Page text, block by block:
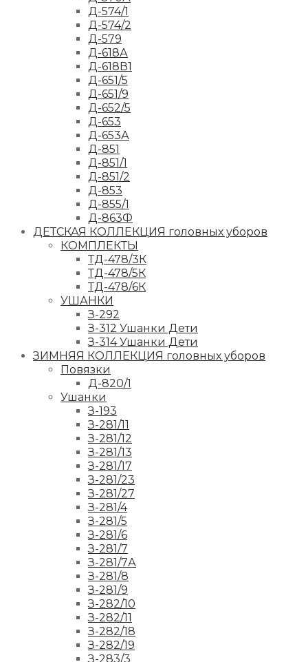
Д-574/1
Д-574/2
Д-579
Д-618А
Д-618В1
Д-651/5
Д-651/9
Д-652/5
Д-653
Д-653А
Д-851
Д-851/1
Д-851/2
Д-853
Д-855/1
Д-863Ф
ДЕТСКАЯ КОЛЛЕКЦИЯ головных уборов
КОМПЛЕКТЫ
ТД-478/3К
ТД-478/5К
ТД-478/6К
УШАНКИ
З-292
З-312 Ушанки Дети
З-314 Ушанки Дети
ЗИМНЯЯ КОЛЛЕКЦИЯ головных уборов
Повязки
Д-820/1
Ушанки
З-193
З-281/11
З-281/12
З-281/13
З-281/17
З-281/23
З-281/27
З-281/4
З-281/5
З-281/6
З-281/7
З-281/7А
З-281/8
З-281/9
З-282/10
З-282/11
З-282/18
З-282/19
З-283/3